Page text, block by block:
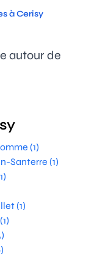
à Cerisy
autour de
(1)
Santerre (1)
(1)